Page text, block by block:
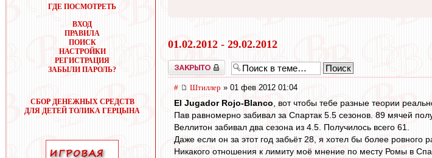
ГДЕ ПОСМОТРЕТЬ
ВХОД
ПРАВИЛА
ПОИСК
НАСТРОЙКИ
РЕГИСТРАЦИЯ
ЗАБЫЛИ ПАРОЛЬ?
СБОР ДЕНЕЖНЫХ СРЕДСТВ
ДЛЯ ДЕТЕЙ ТОЛИКА ГЕРЦЫНА
01.02.2012 - 29.02.2012
Закрыто
# Штиллер » 01 фев 2012 01:04
El Jugador Rojo-Blanco, вот чтобы тебе разные теории
Пав равномерно забивал за Спартак 5.5 сезонов. 89 мячей
Веллитон забивал два сезона из 4.5. Получилось всего 61.
Даже если он за этот год забьёт 28, я хотел бы более ровного
Никакого отношения к лимиту моё мнение по месту Ромы в